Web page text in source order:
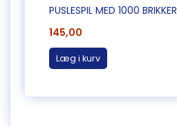
PUSLESPIL MED 1000 BRIKKER
145,00
Læg i kurv